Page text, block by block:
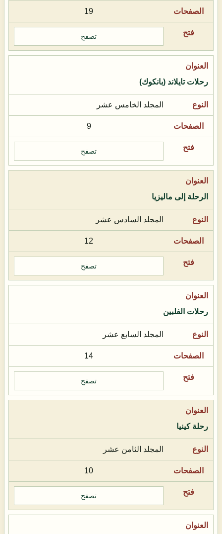
19
تصفح
رحلات تايلاند (بانكوك)
المجلد الخامس عشر
9
تصفح
الرحلة إلى ماليزيا
المجلد السادس عشر
12
تصفح
رحلات الفلبين
المجلد السابع عشر
14
تصفح
رحلة كينيا
المجلد الثامن عشر
10
تصفح